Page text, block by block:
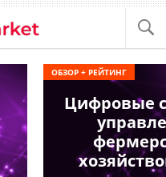
Цифровые
ОБЗОР + РЕЙТИНГ